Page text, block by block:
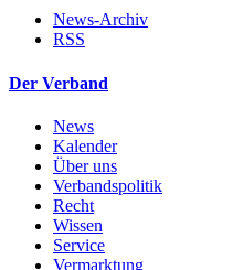
News-Archiv
RSS
Der Verband
News
Kalender
Über uns
Verbandspolitik
Recht
Wissen
Service
Vermarktung